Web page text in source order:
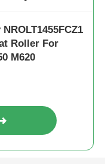
Roller For
M620